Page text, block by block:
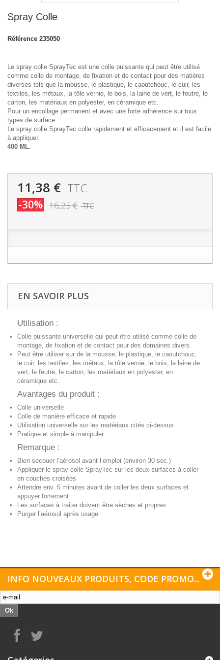
Spray Colle
Référence 235050
Le spray colle SprayTec est une colle puissante qui peut être utilisé
comme colle de montage, de fixation et de contact pour des matières
diverses tels que la mousse, le plastique, le caoutchouc, le cuir, les
textiles, les métaux, la tôle vernie, le bois, la laine de vert, le feutre, le
carton, les matériaux en polyester, en céramique etc.
Pour un encollage permanent et avec une forte adhérence sur tous
types de surface.
Le spray colle SprayTec colle rapidement et efficacement et il est facile
à appliquer.
400 ML.
11,38 € TTC
-30% 16,25 € TTC
EN SAVOIR PLUS
Utilisation :
Colle puissante universelle qui peut être utilisé comme colle de
montage, de fixation et de contact pour des domaines divers.
Peut être utiliser sur de la mousse, le plastique, le caoutchouc,
le cuir, les textiles, les métaux, la tôle vernie, le bois, la laine de
vert, le feutre, le carton, les matériaux en polyester, en
céramique etc.
Avantages du produit :
Colle universelle
Colle de manière efficace et rapide
Utilisation universelle sur les matériaux cités ci-dessus
Pratique et simple à manipuler
Remarque :
Bien secouer l’aérosol avant l’emploi (environ 30 sec.)
Appliquer le spray colle SprayTec sur les deux surfaces à coller
en couches croisées
Attendre env. 5 minutes avant de coller les deux surfaces et
appuyer fortement
Les surfaces à traiter doivent être sèches et propres
Purger l’aérosol après usage
INFO NOUVEAUX PRODUITS, CODE PROMO...
Ok